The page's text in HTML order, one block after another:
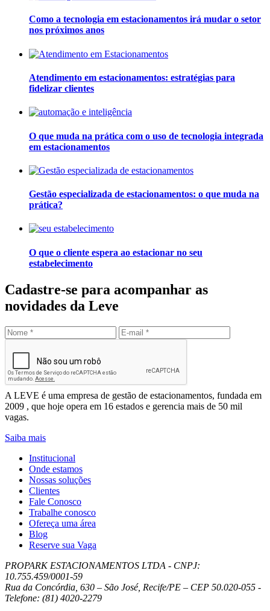
Como a tecnologia em estacionamentos irá mudar o setor
nos próximos anos
Atendimento em estacionamentos: estratégias para
fidelizar clientes
O que muda na prática com o uso de tecnologia integrada
em estacionamentos
Gestão especializada de estacionamentos: o que muda na
prática?
O que o cliente espera ao estacionar no seu
estabelecimento
Cadastre-se para acompanhar as
novidades da Leve
Leve Mobilidade – Gestão de Estacionamentos
A LEVE é uma empresa de gestão de estacionamentos, fundada em
2009 , que hoje opera em 16 estados e gerencia mais de 50 mil
vagas.
Saiba mais
Institucional
Onde estamos
Nossas soluções
Clientes
Fale Conosco
Trabalhe conosco
Ofereça uma área
Blog
Reserve sua Vaga
PROPARK ESTACIONAMENTOS LTDA - CNPJ:
10.755.459/0001-59
Rua da Concórdia, 630 – São José, Recife/PE – CEP 50.020-055 -
Telefone: (81) 4020-2279